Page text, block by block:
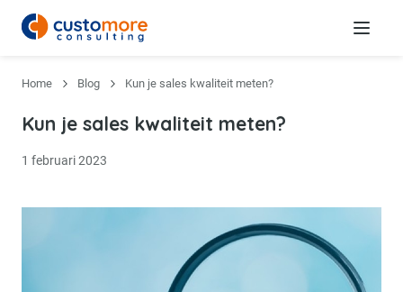
Menu
Home Blog Kun je sales kwaliteit meten?
Kun je sales kwaliteit meten?
1 februari 2023